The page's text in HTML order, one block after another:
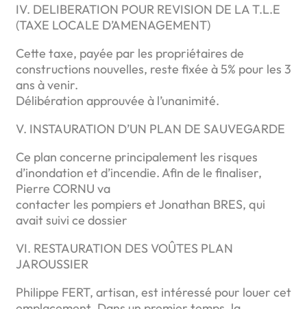
IV. DELIBERATION POUR REVISION DE LA T.L.E
(TAXE LOCALE D’AMENAGEMENT)
Cette taxe, payée par les propriétaires de
constructions nouvelles, reste fixée à 5% pour les 3
ans à venir.
Délibération approuvée à l’unanimité.
V. INSTAURATION D’UN PLAN DE SAUVEGARDE
Ce plan concerne principalement les risques
d’inondation et d’incendie. Afin de le finaliser,
Pierre CORNU va
contacter les pompiers et Jonathan BRES, qui
avait suivi ce dossier
VI. RESTAURATION DES VOÛTES PLAN
JAROUSSIER
Philippe FERT, artisan, est intéressé pour louer cet